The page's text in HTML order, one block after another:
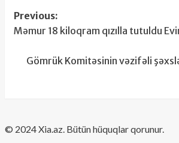
Post
navigation
Previous:
Məmur 18 kiloqram qızılla tutuldu
Gömrük Komitəsinin vəzifəli
​© 2024 Xia.az. Bütün hüquqlar qorunur.